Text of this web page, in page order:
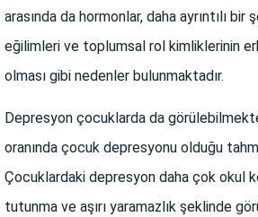
arasında da hormonlar, daha ayrıntılı bir
eğilimleri ve toplumsal rol kimliklerinin
olması gibi nedenler bulunmaktadır.
Depresyon çocuklarda da
oranında çocuk depresyonu olduğu
Çocuklardaki depresyon daha çok okul
tutunma ve aşırı yaramazlık şeklinde